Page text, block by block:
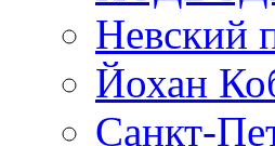
Невский
Йохан
Санкт-